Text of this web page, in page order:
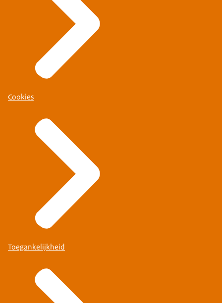
Cookies
Toegankelijkheid